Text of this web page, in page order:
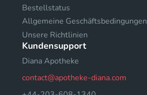
Bestellstatus
Allgemeine Geschäftsbedingungen
Unsere Richtlinien
Kundensupport
Diana Apotheke
contact@apotheke-diana.com